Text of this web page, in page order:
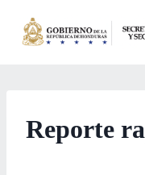
Reporte